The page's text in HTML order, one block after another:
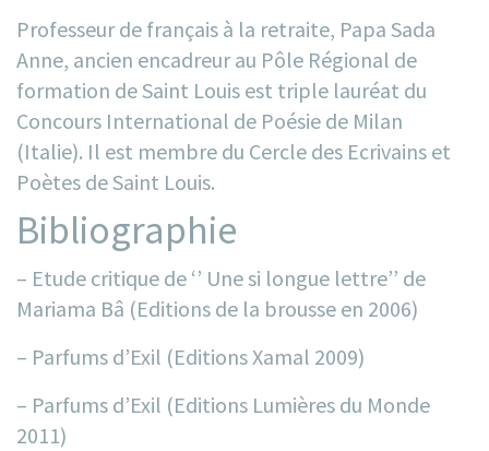
Professeur de français à la retraite, Papa Sada
Anne, ancien encadreur au Pôle Régional de
formation de Saint Louis est triple lauréat du
Concours International de Poésie de Milan
(Italie). Il est membre du Cercle des Ecrivains et
Poètes de Saint Louis.
Bibliographie
– Etude critique de ‘’ Une si longue lettre’’ de
Mariama Bâ (Editions de la brousse en 2006)
– Parfums d’Exil (Editions Xamal 2009)
– Parfums d’Exil (Editions Lumières du Monde
2011)